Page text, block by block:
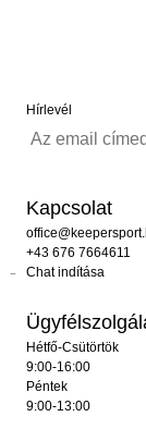
Hírlevél
Kapcsolat
+43 676 7664611
Chat indítása
Hétfő-Csütörtök
9:00-16:00
Péntek
9:00-13:00